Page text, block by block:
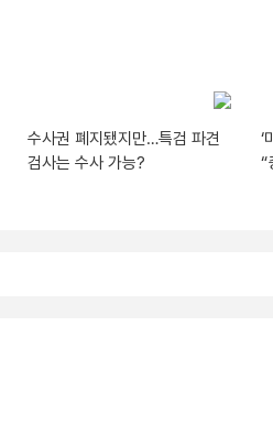
수사권 폐지됐지만…특검 파견
검사는 수사 가능?
‘
“